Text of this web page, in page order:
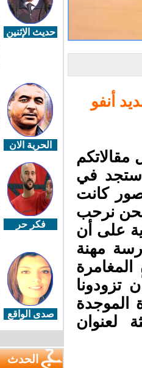
أنفو
في
كانت
نرحب
على أن
مهنة
الموجدة
لعنوان
حديث الإثنين
الحرية الان
فكر حر
صدى الواقع
الحدث